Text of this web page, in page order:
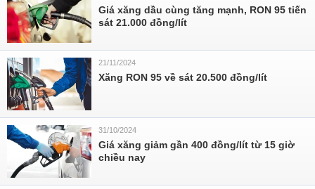
Giá xăng dầu cùng tăng mạnh, RON 95 tiến
sát 21.000 đồng/lít
21/11/2024
Xăng RON 95 về sát 20.500 đồng/lít
31/10/2024
Giá xăng giảm gần 400 đồng/lít từ 15 giờ
chiều nay